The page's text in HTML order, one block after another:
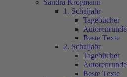
Sandra Krogmann
1. Schuljahr
Tagebücher
Autorenrunde
Beste Texte
2. Schuljahr
Tagebücher
Autorenrunde
Beste Texte